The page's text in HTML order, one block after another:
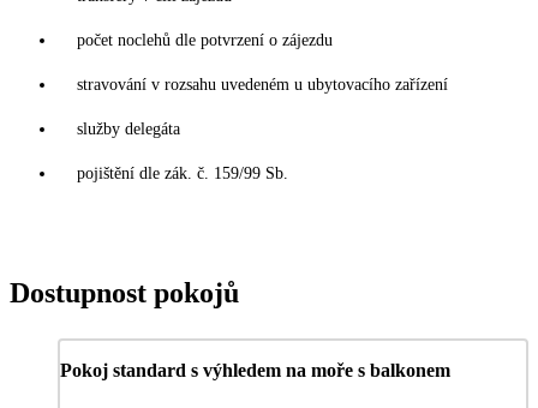
počet noclehů dle potvrzení o zájezdu
stravování v rozsahu uvedeném u ubytovacího zařízení
služby delegáta
pojištění dle zák. č. 159/99 Sb.
Dostupnost pokojů
Pokoj standard s výhledem na moře s balkonem